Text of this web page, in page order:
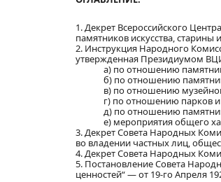
1. Декрет Всероссийского
памятников искусства, старины
2. Инструкция Народного
утвержденная Президиумом
а) по отношению
б) по отношению
в) по отношению
г) по отношению парков и
д) по отношению
е) мероприятия общего
3. Декрет Совета Народных
во владении частных лиц,
4. Декрет Совета Народных
5. Постановление Совета
ценностей“ — от 19-го Апреля